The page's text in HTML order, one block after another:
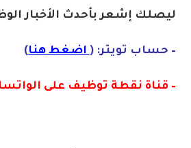
ليصلك إشعربأحدث الأخبار
– حساب تويتر: ( اضغط هنا)
– قناة نقطة توظيف على